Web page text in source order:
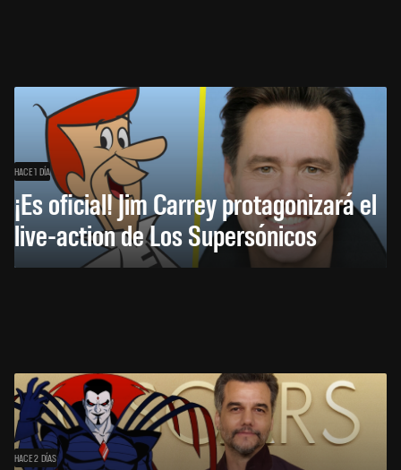
HACE 1 DÍA
¡Es oficial! Jim Carrey protagonizará el
live-action de Los Supersónicos
HACE 2 DÍAS